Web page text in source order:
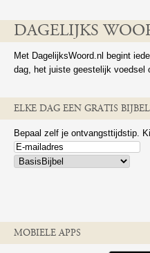
DAGELIJKS
Met DagelijksWoord.nl begint
dag, het juiste geestelijk voedsel
ELKE DAG EEN GRATIS
Bepaal zelf je ontvangsttijdstip.
MOBIELE APPS